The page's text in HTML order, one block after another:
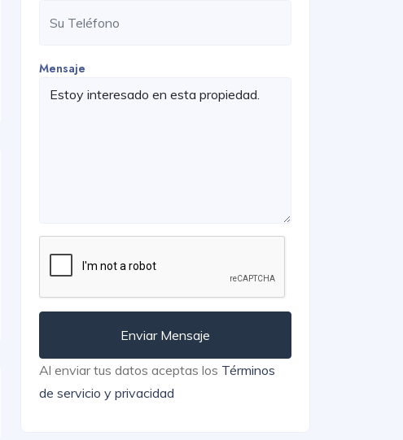
Mensaje
Enviar Mensaje
Al enviar tus datos aceptas los Términos
de servicio y privacidad